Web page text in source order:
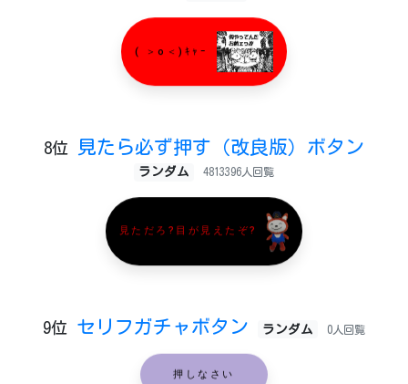
( ＞o＜)ｷｬｰ
8位 見たら必ず押す（改良版）ボタン
ランダム 4813396人回覧
見ただろ?目が見えたぞ?
9位 セリフガチャボタン ランダム 0人回覧
押しなさい